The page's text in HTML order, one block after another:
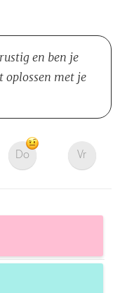
en ben je
oplossen met je
Do Vr